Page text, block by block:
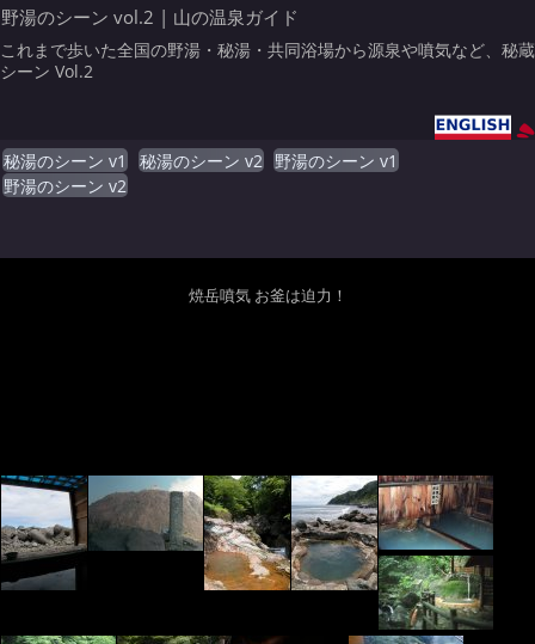
野湯のシーン vol.2 | 山の温泉ガイド
これまで歩いた全国の野湯・秘湯・共同浴場から源泉や噴気など、秘蔵
シーン Vol.2
秘湯のシーン v1 秘湯のシーン v2
野湯のシーン v1
野湯のシーン v2
焼岳噴気 お釜は迫力！